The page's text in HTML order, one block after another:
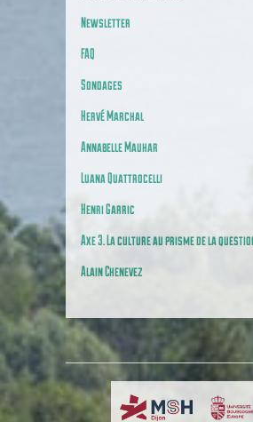
Newsletter
FAQ
Sondages
Hervé Marchal
Annabelle Mauhar
Luana Quattrocelli
Henri Garric
Axe 3. La culture au prisme de la
Alain Chenevez